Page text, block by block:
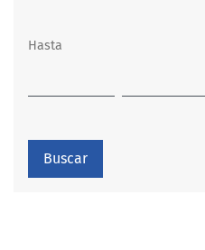
Hasta
Buscar